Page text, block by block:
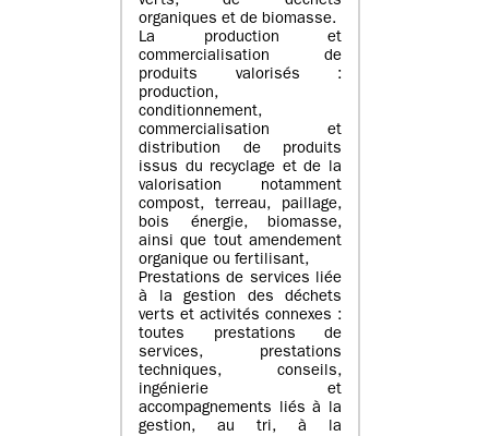
organiques et de biomasse.
La production et
commercialisation de
produits valorisés :
production,
conditionnement,
commercialisation et
distribution de produits
issus du recyclage et de la
valorisation notamment
compost, terreau, paillage,
bois énergie, biomasse,
ainsi que tout amendement
organique ou fertilisant,
Prestations de services liée
à la gestion des déchets
verts et activités connexes :
toutes prestations de
services, prestations
techniques, conseils,
ingénierie et
accompagnements liés à la
gestion, au tri, à la